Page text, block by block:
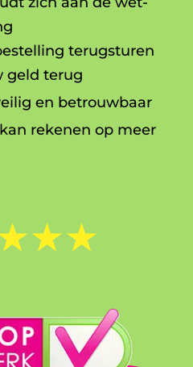
terugsturen
geld terug
en betrouwbaar
rekenen op meer
☆☆